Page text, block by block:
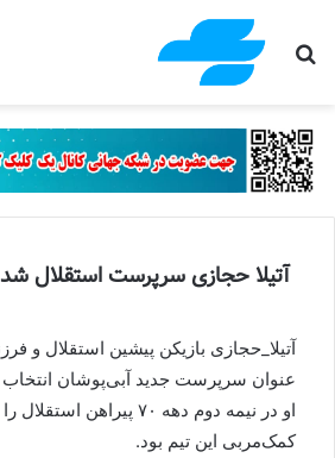
جستجو برای
آتیلا حجازی سرپرست استقلال شد
آتیلا_حجازی بازیکن پیشین استقلال و
عنوان سرپرست جدید آبی‌پوشان
او در نیمه دوم دهه ۷۰
کمک‌مربی این تیم بود.